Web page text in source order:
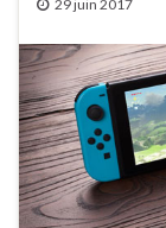
29 juin 2017